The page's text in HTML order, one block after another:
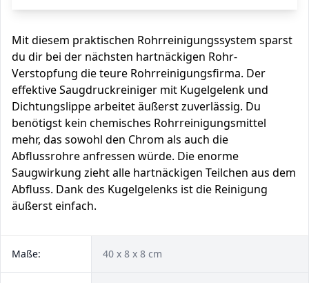
Mit diesem praktischen Rohrreinigungssystem sparst
du dir bei der nächsten hartnäckigen Rohr-
Verstopfung die teure Rohrreinigungsfirma. Der
effektive Saugdruckreiniger mit Kugelgelenk und
Dichtungslippe arbeitet äußerst zuverlässig. Du
benötigst kein chemisches Rohrreinigungsmittel
mehr, das sowohl den Chrom als auch die
Abflussrohre anfressen würde. Die enorme
Saugwirkung zieht alle hartnäckigen Teilchen aus dem
Abfluss. Dank des Kugelgelenks ist die Reinigung
äußerst einfach.
Maße: 40 x 8 x 8 cm